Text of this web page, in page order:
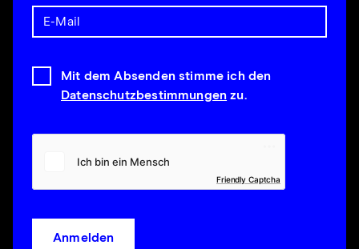
Mit dem Absenden stimme ich den
Datenschutzbestimmungen zu.
Friendly Captcha
Anmelden